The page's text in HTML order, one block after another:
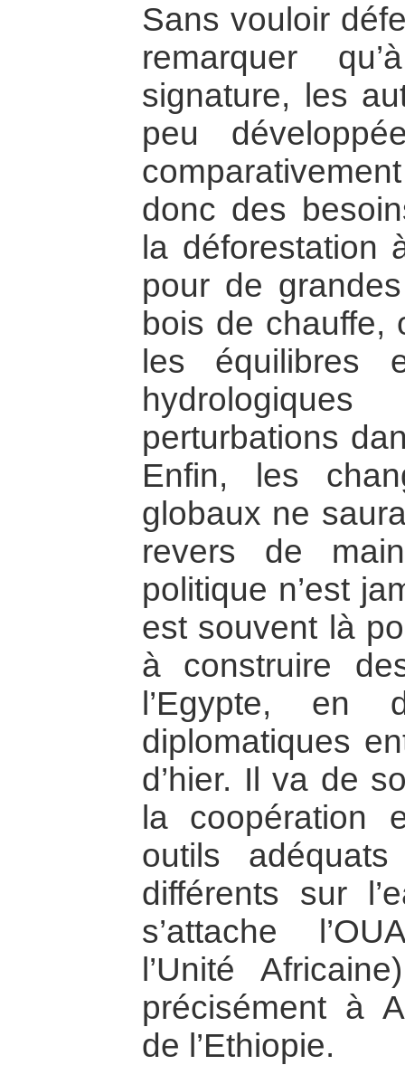
Sans vouloir
remarquer
signature, les
peu
donc des
la déforestation
pour de
bois de chauffe,
les équilibres
perturbations
Enfin, les
globaux ne
revers de
politique n’est
est souvent là
à construire
l’Egypte, en
diplomatiques
d’hier. Il va de
la coopération
outils
différents sur
s’attache
l’Unité
précisément à
de l’Ethiopie.